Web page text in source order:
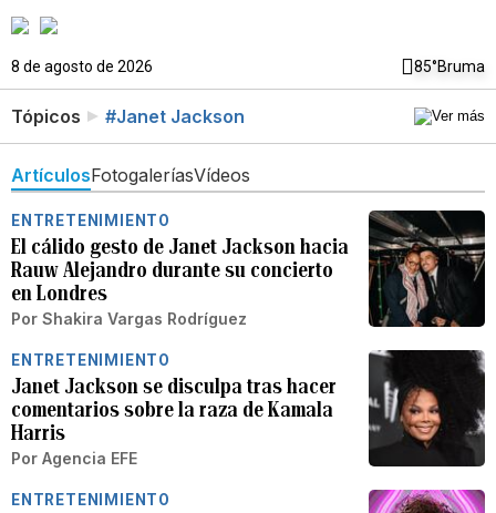
8 de agosto de 2026 85°Bruma
Tópicos #Janet Jackson
ArtículosFotogaleríasVídeos
ENTRETENIMIENTO
El cálido gesto de Janet Jackson hacia
Rauw Alejandro durante su concierto
en Londres
Por Shakira Vargas Rodríguez
ENTRETENIMIENTO
Janet Jackson se disculpa tras hacer
comentarios sobre la raza de Kamala
Harris
Por Agencia EFE
ENTRETENIMIENTO